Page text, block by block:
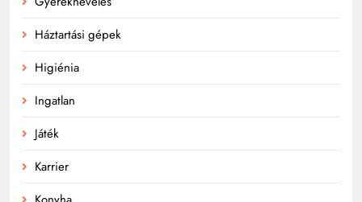
Háztartási gépek
Higiénia
Ingatlan
Játék
Karrier